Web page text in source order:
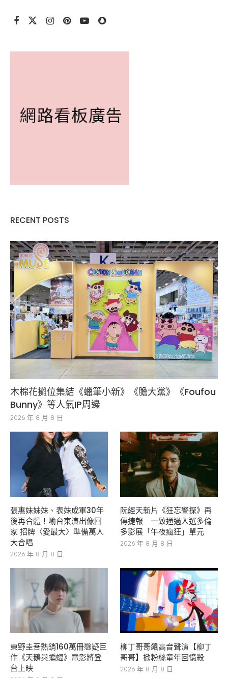
RECENT POSTS
木棉花攤位集結《蠟筆小新》《膽大黨》《Foufou
Bunny》等人氣IP周邊
2026 年 8 月 8 日
張惠妹妹妹、表妹成軍30年
後再合體！喻台東演出像回
家 招牌〈愛最大〉準備萬人
大合唱
2026 年 8 月 8 日
阮經天新片《狂忘警探》再
傳捷報 一致通過入選多倫
多影展「午夜瘋狂」單元
2026 年 8 月 8 日
東野圭吾熱銷160萬冊懸疑巨
作《天鵝與蝙蝠》電影將登
台上映
柳丁哥哥飆高音聲演【柳丁
哥哥】掀粉絲童年回憶殺
2026 年 8 月 8 日